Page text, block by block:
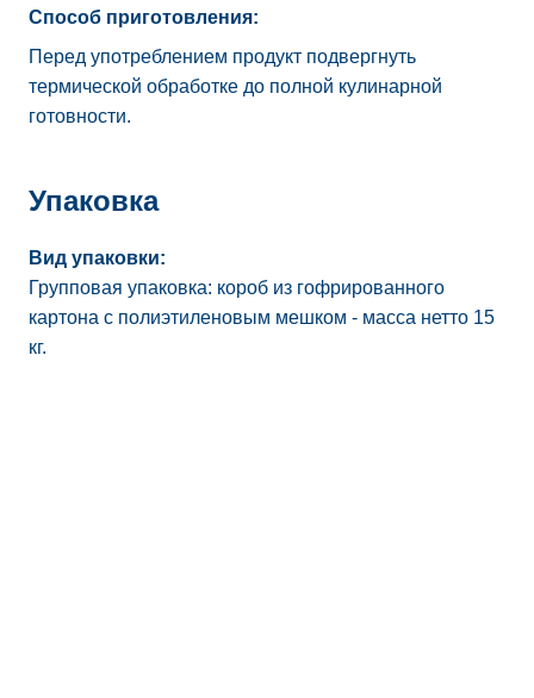
Способ приготовления:
Перед употреблением продукт подвергнуть
термической обработке до полной кулинарной
готовности.
Упаковка
Вид упаковки:
Групповая упаковка: короб из гофрированного
картона с полиэтиленовым мешком - масса нетто 15
кг.